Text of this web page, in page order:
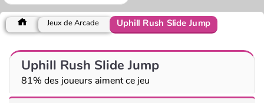
Jeux de Arcade Uphill Rush Slide Jump
Uphill Rush Slide Jump
81% des joueurs aiment ce jeu